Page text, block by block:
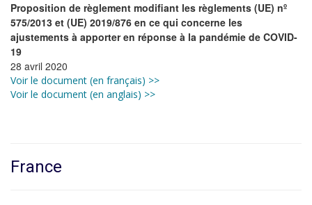
Proposition de règlement modifiant les règlements (UE) nº
575/2013 et (UE) 2019/876 en ce qui concerne les
ajustements à apporter en réponse à la pandémie de COVID-
19
28 avril 2020
Voir le document (en français) >>
Voir le document (en anglais) >>
France